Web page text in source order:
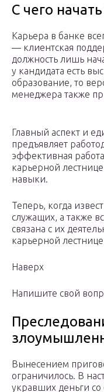
С чего
Карьера в банке
— клиентская
должность лишь
у кандидата есть
образование, то
менеджера также
Главный аспект и
предъявляет
эффективная
карьерной
навыки.
Теперь, когда
служащих, а также
связана с их
карьерной
Наверх
Напишите свой
Вынесением
ограничилось. В
укравших деньги со